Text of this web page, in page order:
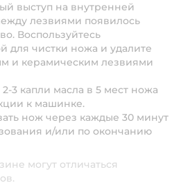
выступ на внутренней
лезвиями появилось
Воспользуйтесь
для чистки ножа и удалите
и керамическим лезвиями
3 капли масла в 5 мест ножа
к машинке.
нож через каждые 30 минут
и/или по окончанию
могут отличаться